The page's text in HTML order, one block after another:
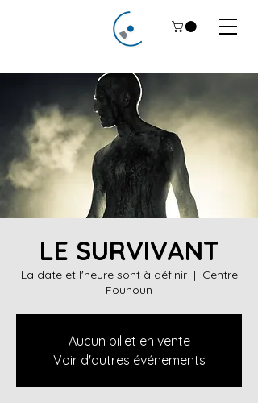
LE SURVIVANT
La date et l'heure sont à définir
  |
Centre
Founoun
Aucun billet en vente
Voir d'autres événements